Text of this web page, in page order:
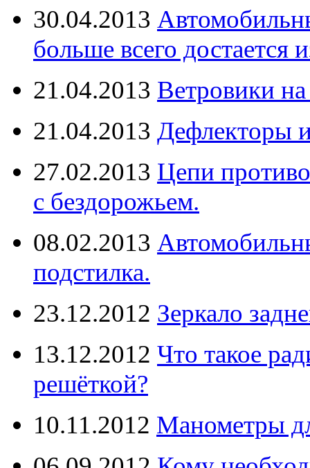
30.04.2013
больше всего достается
21.04.2013 Ветровики
21.04.2013 Дефлекторы
27.02.2013 Цепи
с бездорожьем.
08.02.2013
подстилка.
23.12.2012 Зеркало
13.12.2012 Что такое
решёткой?
10.11.2012 Манометры